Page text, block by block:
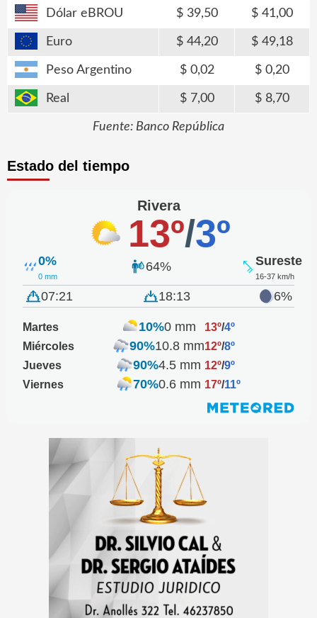
Dólar eBROU 39,50 41,00
Euro 44,20 49,18
Peso Argentino 0,02 0,20
Real 7,00 8,70
Fuente: Banco República
Estado del tiempo
Rivera
13º/3º
0%
0 mm
64% Sureste
16-37 km/h
07:21 18:13 6%
Martes 10%0 mm 13º/4º
Miércoles
90%10.8 mm12º/8º
Jueves
90%4.5 mm 12º/9º
Viernes
70%0.6 mm 17º/11º